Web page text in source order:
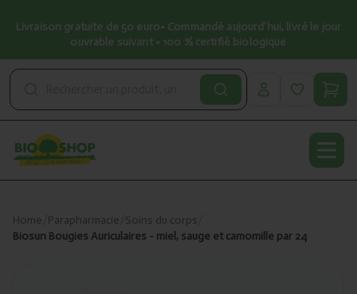
Livraison gratuite de 50 euro• Commandé aujourd’hui, livré le jour
ouvrable suivant • 100 % certifié biologique
Home Parapharmacie Soins du corps
Biosun Bougies Auriculaires - miel, sauge et camomille par 24